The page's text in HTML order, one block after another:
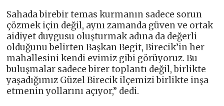
Sahada birebir temas kurmanın sadece sorun
çözmek için değil, aynı zamanda güven ve ortak
aidiyet duygusu oluşturmak adına da değerli
olduğunu belirten Başkan Begit, Birecik’in her
mahallesini kendi evimiz gibi görüyoruz. Bu
buluşmalar sadece birer toplantı değil, birlikte
yaşadığımız Güzel Birecik ilçemizi birlikte inşa
etmenin yollarını açıyor,” dedi.